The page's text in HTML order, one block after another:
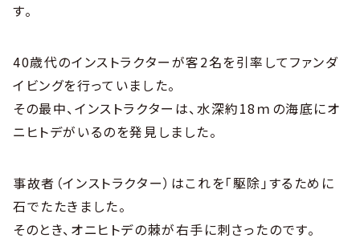
す。
40歳代のインストラクターが客2名を引率してファンダ
イビングを行っていました。
その最中、インストラクターは、水深約18ｍの海底にオ
ニヒトデがいるのを発見しました。
事故者（インストラクター）はこれを「駆除」するために
石でたたきました。
そのとき、オニヒトデの棘が右手に刺さったのです。